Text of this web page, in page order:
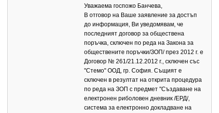
Уважаема госпожо Банчева,
В отговор на Ваше заявление за достъп
до информация, Ви уведомявам, че
последният договор за обществена
поръчка, сключен по реда на Закона за
обществените поръчки/ЗОП/ през 2012 г. е
Договор № 261/21.12.2012 г., сключен със
"Стемо" ООД, гр. София. Същият е
сключен в резултат на открита процедура
по реда на ЗОП с предмет "Създаване на
електронен риболовен дневник /ЕРД/,
система за електронно докладване на